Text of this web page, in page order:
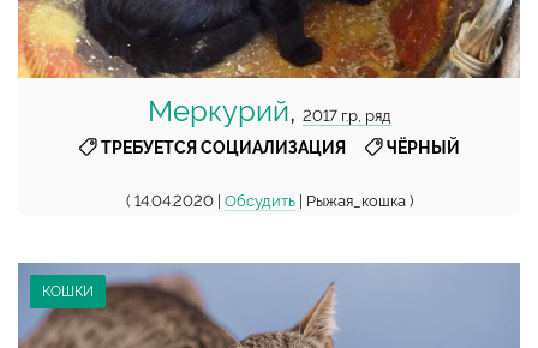
Меркурий, 2017 г.р, ряд
ТРЕБУЕТСЯ СОЦИАЛИЗАЦИЯ, ЧЁРНЫЙ
( 14.04.2020 | Обсудить| Рыжая_кошка )
КОШКИ